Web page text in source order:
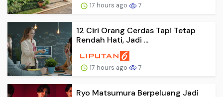
17 hours ago 7
12 Ciri Orang Cerdas Tapi Tetap
Rendah Hati, Jadi ...
17 hours ago 7
Ryo Matsumura Berpeluang Jadi